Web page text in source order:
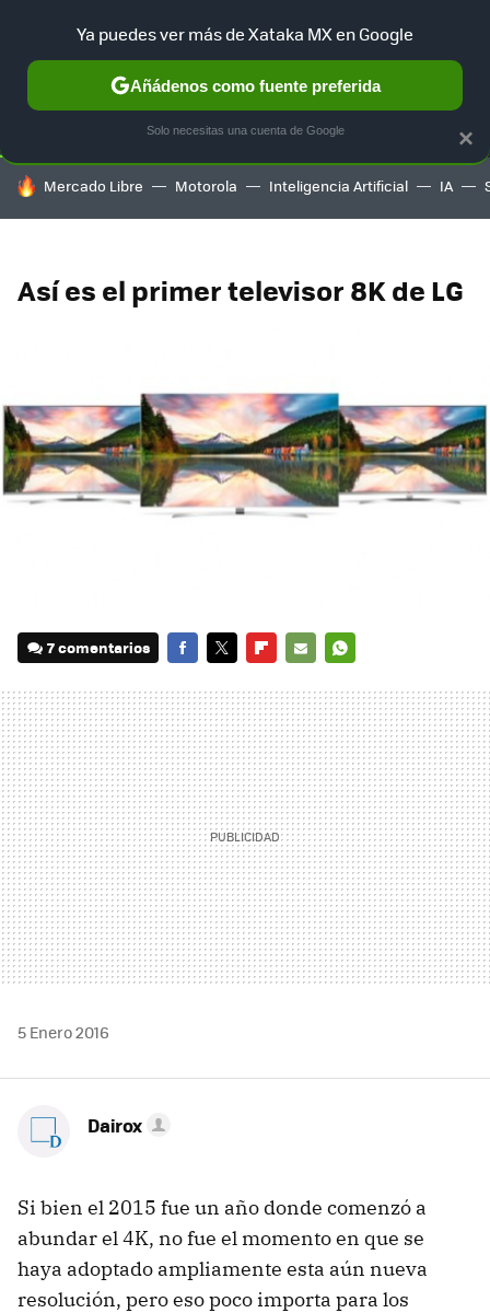
SELECCIÓN GAMING HOME AUTO TERRITORIO
HOY SE HABLA DE
Mercado Libre Motorola Inteligencia Artificial IA
Así es el primer televisor 8K de LG
7 comentarios
MAIL
5 Enero 2016
Dairox
Si bien el 2015 fue un año donde comenzó a
abundar el 4K, no fue el momento en que se
haya adoptado ampliamente esta aún nueva
resolución, pero eso poco importa para los
×
Ya puedes ver más de Xataka MX en Google
Añádenos como fuente preferida
Solo necesitas una cuenta de Google